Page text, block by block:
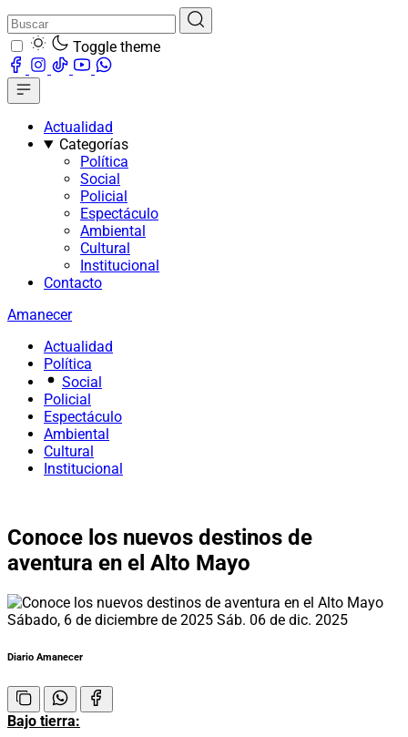
Toggle theme
Actualidad
Categorías
Política
Social
Policial
Espectáculo
Ambiental
Cultural
Institucional
Contacto
Amanecer
Actualidad
Política
Social
Policial
Espectáculo
Ambiental
Cultural
Institucional
Conoce los nuevos destinos de
aventura en el Alto Mayo
Sábado, 6 de diciembre de 2025 Sáb. 06 de dic. 2025
Diario Amanecer
Bajo tierra: